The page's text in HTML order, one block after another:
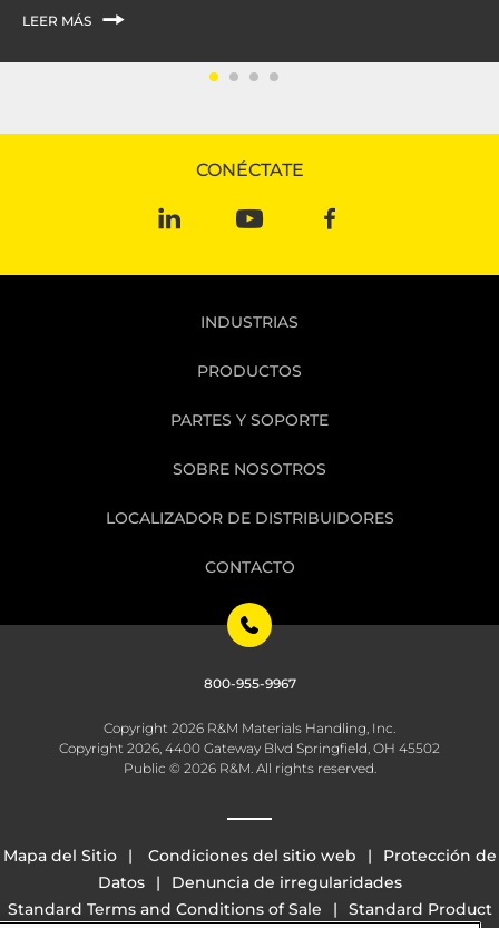
LEER MÁS
CONÉCTATE
INDUSTRIAS
PRODUCTOS
PARTES Y SOPORTE
SOBRE NOSOTROS
LOCALIZADOR DE DISTRIBUIDORES
CONTACTO
800-955-9967
Copyright 2026 R&M Materials Handling, Inc.
Copyright 2026, 4400 Gateway Blvd Springfield, OH 45502
Public © 2026 R&M. All rights reserved.
Mapa del Sitio Condiciones del sitio web
Protección de
Datos
Denuncia de irregularidades
Standard Terms and Conditions of Sale
Standard Product